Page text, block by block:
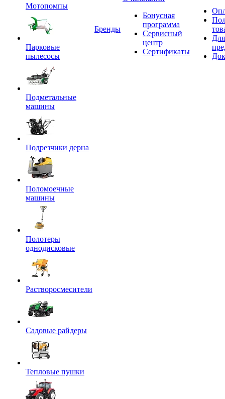
Мотопомпы
Парковые
пылесосы
Подметальные
машины
Подрезчики дерна
Поломоечные
машины
Полотеры
однодисковые
Растворосмесители
Садовые райдеры
Тепловые пушки
Бренды
Бонусная
программа
Сервисный
центр
Сертификаты
Для